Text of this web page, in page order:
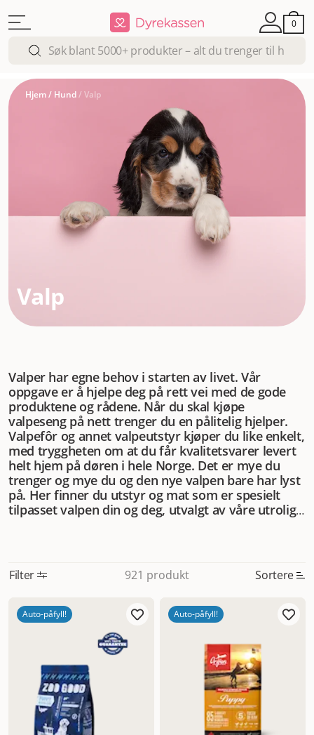
0
Hjem/ Hund/ Valp
Valp
Valper har egne behov i starten av livet. Vår
oppgave er å hjelpe deg på rett vei med de gode
produktene og rådene. Når du skal kjøpe
valpeseng på nett trenger du en pålitelig hjelper.
Valpefôr og annet valpeutstyr kjøper du like enkelt,
med tryggheten om at du får kvalitetsvarer levert
helt hjem på døren i hele Norge. Det er mye du
trenger og mye du og den nye valpen bare har lyst
på. Her finner du utstyr og mat som er spesielt
tilpasset valpen din og deg, utvalgt av våre utrolig
Filter 921 produkt Sortere
Mest relevant
Lavest pris
Tilbud
Auto-påfyll! Auto-påfyll!